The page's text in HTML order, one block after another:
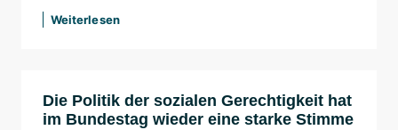
Weiterlesen
Die Politik der sozialen Gerechtigkeit hat
im Bundestag wieder eine starke Stimme